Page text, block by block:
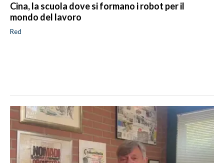
Cina, la scuola dove si formano i robot per il
mondo del lavoro
Red